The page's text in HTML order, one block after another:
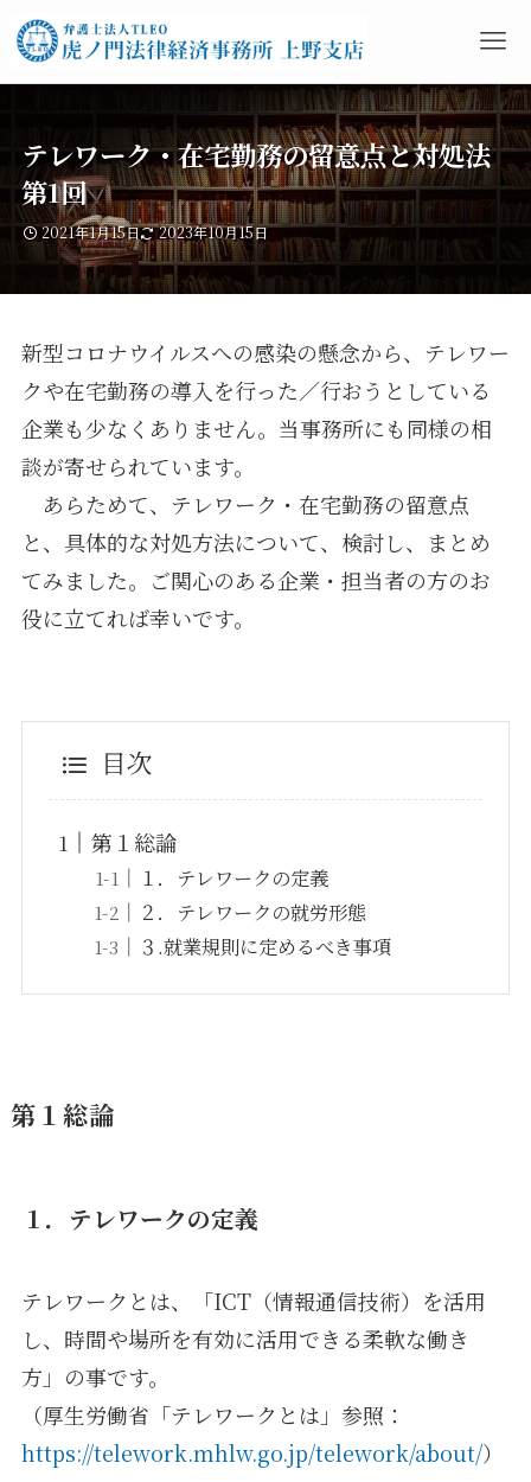
テレワーク・在宅勤務の留意点と対処法
第1回
2021年1月15日 2023年10月15日
新型コロナウイルスへの感染の懸念から、テレワー
クや在宅勤務の導入を行った／行おうとしている
企業も少なくありません。当事務所にも同様の相
談が寄せられています。
あらためて、テレワーク・在宅勤務の留意点
と、具体的な対処方法について、検討し、まとめ
てみました。ご関心のある企業・担当者の方のお
役に立てれば幸いです。
目次
第１総論
１．テレワークの定義
２．テレワークの就労形態
３.就業規則に定めるべき事項
第１総論
１．テレワークの定義
テレワークとは、「ICT（情報通信技術）を活用
し、時間や場所を有効に活用できる柔軟な働き
方」の事です。
（厚生労働省「テレワークとは」参照：
https://telework.mhlw.go.jp/telework/about/）